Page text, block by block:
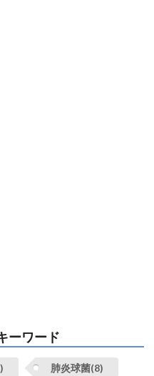
ーワード
肺炎球菌(8)